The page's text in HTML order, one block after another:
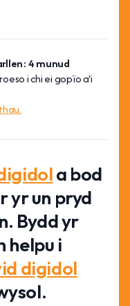
4 munud
i chi ei gopïo a'i
a bod
yr un pryd
Bydd yr
helpu i
digidol